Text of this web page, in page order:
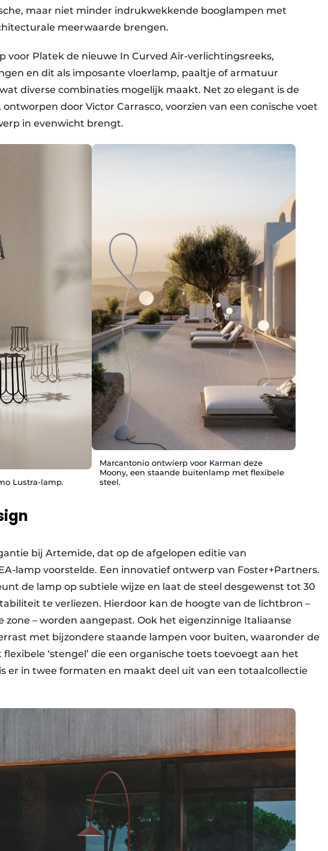
maar niet minder indrukwekkende booglampen met
meerwaarde brengen.
voor Platek de nieuwe In Curved Air-verlichtingsreeks,
en dit als imposante vloerlamp, paaltje of armatuur
diverse combinaties mogelijk maakt. Net zo elegant is de
door Victor Carrasco, voorzien van een conische voet
in evenwicht brengt.
Lustra-lamp.
Marcantonio ontwierp voor Karman deze
Moony, een staande buitenlamp met flexibele
steel.
bij Artemide, dat op de afgelopen editie van
lamp voorstelde. Een innovatief ontwerp van Foster+Partners.
de lamp op subtiele wijze en laat de steel desgewenst tot 30
te verliezen. Hierdoor kan de hoogte van de lichtbron –
zone – worden aangepast. Ook het eigenzinnige Italiaanse
met bijzondere staande lampen voor buiten, waaronder de
‘stengel’ die een organische toets toevoegt aan het
er in twee formaten en maakt deel uit van een totaalcollectie